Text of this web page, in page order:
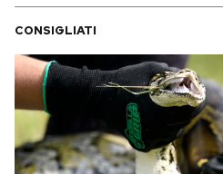
CONSIGLIATI